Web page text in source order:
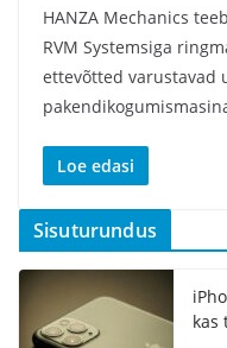
HANZA Mechanics
RVM Systemsiga
ettevõtted varustavad
Loe edasi
Sisuturundus
kas